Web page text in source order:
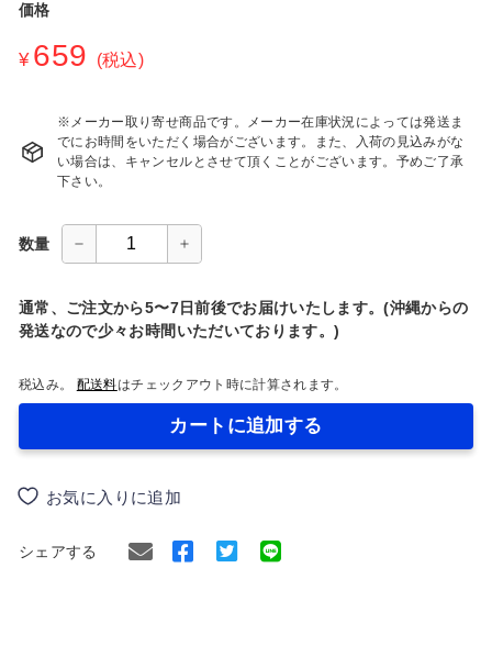
価格
常
¥ 659 ¥659
(税込)
※メーカー取り寄せ商品です。メーカー在庫状況によっては発送ま
でにお時間をいただく場合がございます。また、入荷の見込みがな
い場合は、キャンセルとさせて頂くことがございます。予めご了承
下さい。
数量
通常、ご注文から5〜7日前後でお届けいたします。(沖縄からの
発送なので少々お時間いただいております。)
税込み。 配送料はチェックアウト時に計算されます。
カートに追加する
お気に入りに追加
シェアする
Facebook
Twitter